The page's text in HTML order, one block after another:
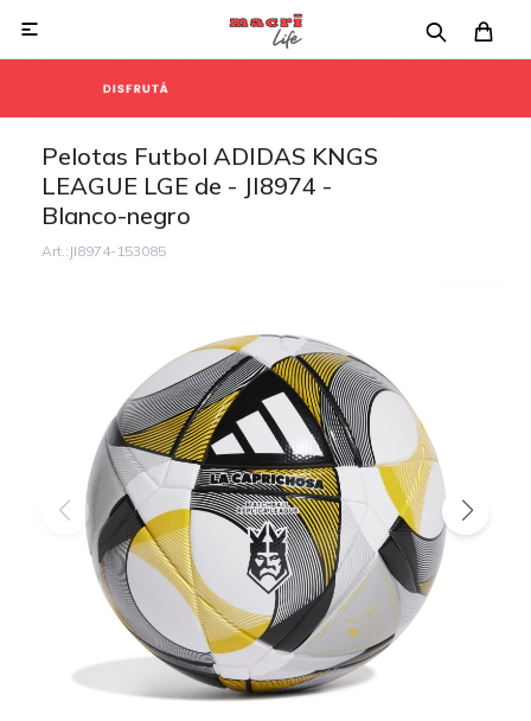

Pelotas Futbol ADIDAS KNGS
LEAGUE LGE de - JI8974 -
Blanco-negro
JI8974-153085